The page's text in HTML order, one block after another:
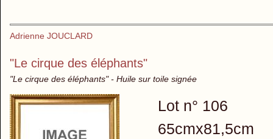
Adrienne JOUCLARD
"Le cirque des éléphants"
"Le cirque des éléphants" - Huile sur toile signée
Lot n° 106
65cmx81,5cm